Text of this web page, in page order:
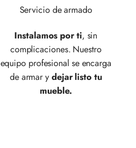
Servicio de armado
Instalamos por ti, sin
complicaciones. Nuestro
equipo profesional se encarga
de armar ydejar listo tu
mueble.